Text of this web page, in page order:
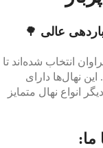
عالی 🌳
انتخاب شده‌اند تا
این نهال‌ها دارای
انواع نهال متمایز
ما: